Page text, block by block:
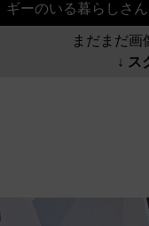
ギーのいる暮らしさん
まだまだ画
↓ ス